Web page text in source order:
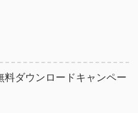
料ダウンロードキャンペー